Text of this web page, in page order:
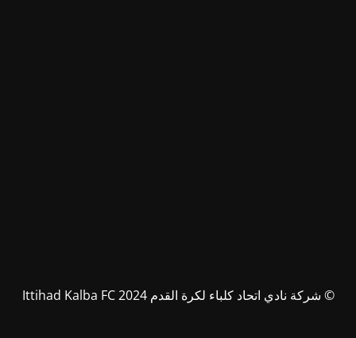
© شركة نادي اتحاد كلباء لكرة القدم Ittihad Kalba FC 2024